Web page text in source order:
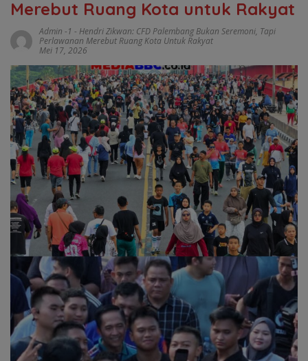
Merebut Ruang Kota untuk Rakyat
Admin -1 - Hendri Zikwan: CFD Palembang Bukan Seremoni, Tapi
Perlawanan Merebut Ruang Kota Untuk Rakyat
Mei 17, 2026